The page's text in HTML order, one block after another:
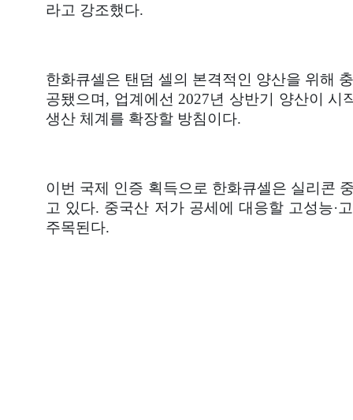
라고 강조했다.
한화큐셀은 탠덤 셀의 본격적인 양산을 위해
공됐으며, 업계에선 2027년 상반기 양산이
생산 체계를 확장할 방침이다.
이번 국제 인증 획득으로 한화큐셀은 실리콘
고 있다. 중국산 저가 공세에 대응할 고성능·
주목된다.